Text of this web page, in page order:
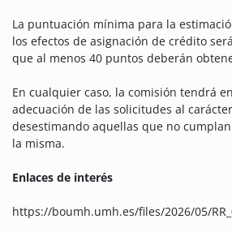
La puntuación mínima para la
los efectos de asignación de crédito
que al menos 40 puntos deberán
En cualquier caso, la comisión tendrá
adecuación de las solicitudes al
desestimando aquellas que no
la misma.
Enlaces de interés
https://boumh.umh.es/files/2026/05/